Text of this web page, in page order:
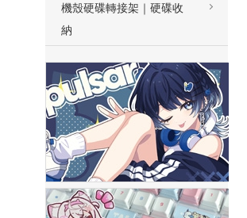
機殼硬碟轉接架｜硬碟收
納
無潤/10
選購